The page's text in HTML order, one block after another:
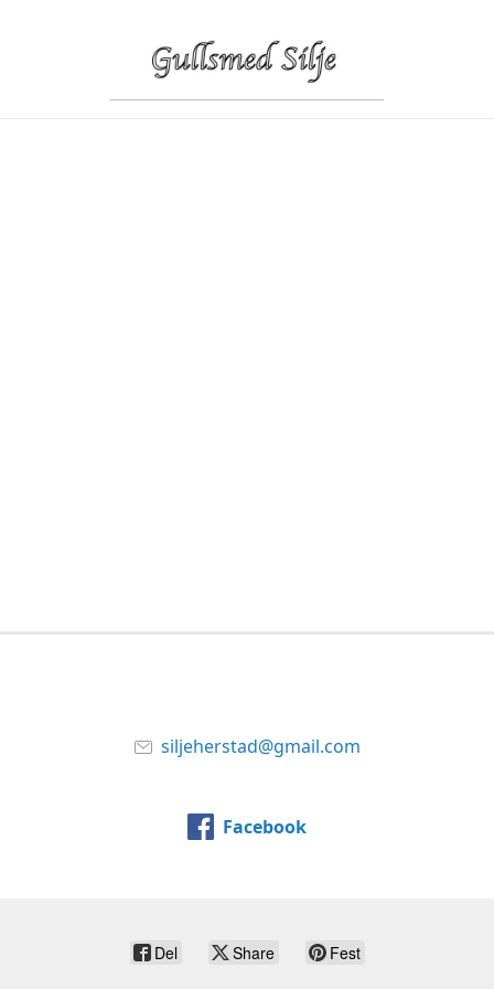
siljeherstad@gmail.com
Facebook
Del Share Fest